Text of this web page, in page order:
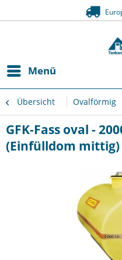
Menü
Übersicht Ovalförmig
GFK-Fass oval -
(Einfülldom mittig)